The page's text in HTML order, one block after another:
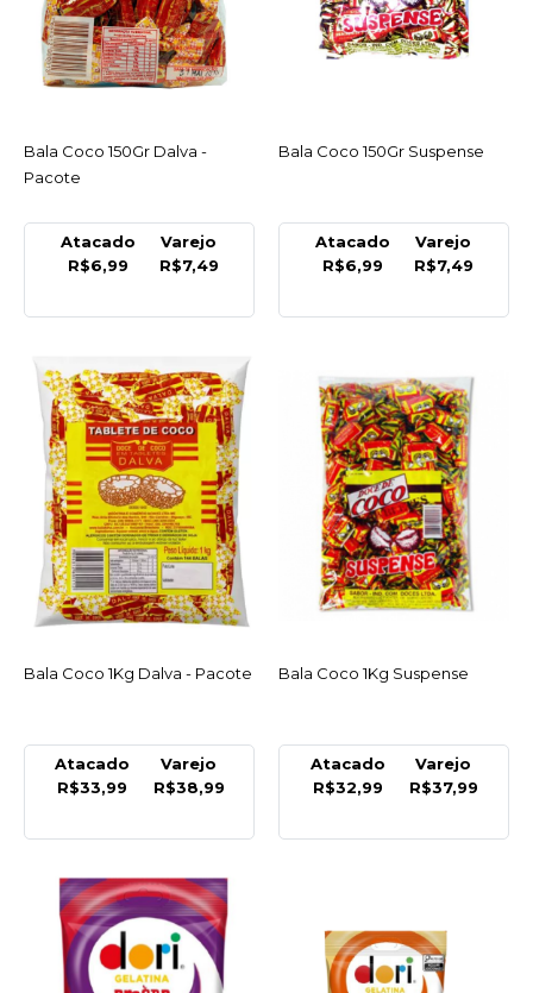
COMPRAR
Bala Caramelo Meio A
Meio Leite/Choc 660Gr
COMPRAR
COMPARAR
LISTA DE DESEJO
Bala Coco 150Gr Dalva -
Pacote
COMPRAR
COMPARAR
LISTA DE DESEJO
R$7,49
ACESSAR
Bala Coco 150Gr Dalva -
Pacote
Atacado
R$6,99
Varejo
R$7,49
ACESSAR
Bala Coco 150Gr Suspense
Atacado
R$6,99
Varejo
R$7,49
ACESSAR
Bala Coco 1Kg Dalva - Pacote
Atacado
R$33,99
Varejo
R$38,99
ACESSAR
Bala Coco 1Kg Suspense
Atacado
R$32,99
Varejo
R$37,99